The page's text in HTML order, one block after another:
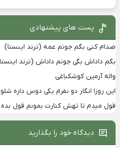
پست های پیشنهادی
صدام کنی بگم جونم عمه (ترند اینستا)
بگم داداش بگی جونم داداش (ترند
واله آرمین کوشکباغی
این روزا انگار دو نفرم یکی دوس داره
قول میدم تا تهش کنارت بمونم قول
دیدگاه خود را بگذارید